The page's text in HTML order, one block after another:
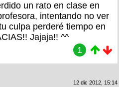
un rato en clase en
intentando no ver
culpa perderé tiempo en
Jajaja!! ^^
1
12 dic 2012, 15:14